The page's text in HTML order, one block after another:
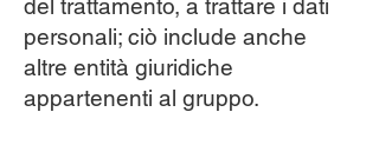
del trattamento, a trattare i dati
personali; ciò include anche
altre entità giuridiche
appartenenti al gruppo.